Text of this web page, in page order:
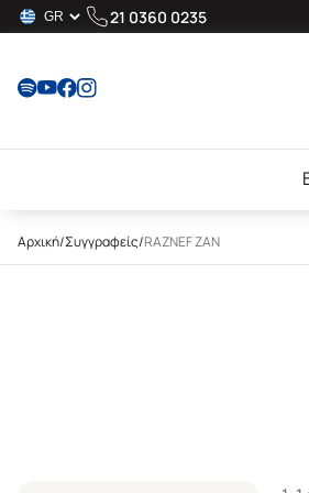
21 0360 0235
Αρχική/Συγγραφείς/RAZNEF ZAN